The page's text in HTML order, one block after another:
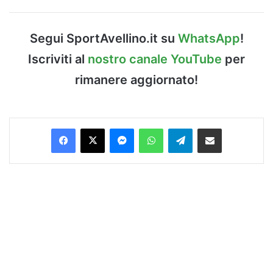
Segui SportAvellino.it su WhatsApp!
Iscriviti al nostro canale YouTube per
rimanere aggiornato!
Facebook
X MessengerWhatsAppTelegramCondividi via Email